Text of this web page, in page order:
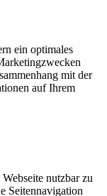
ein optimales
mit der
auf Ihrem
nutzbar zu
Seitennavigation